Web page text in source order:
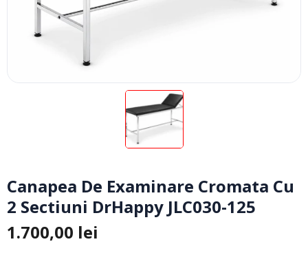
Canapea De Examinare Cromata Cu
2 Sectiuni DrHappy JLC030-125
1.700,00 lei